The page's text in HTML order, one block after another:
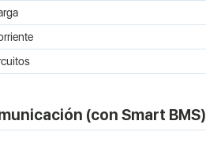
(con Smart BMS)